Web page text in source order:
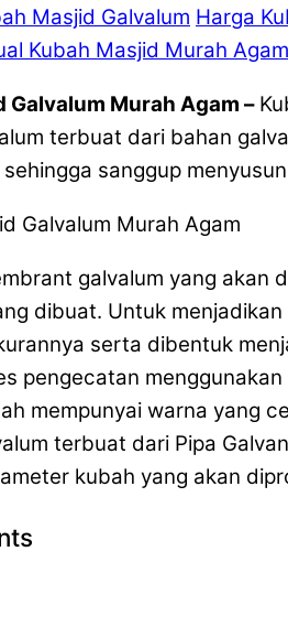
Masjid Galvalum Harga
Kubah Masjid Murah Agam
Galvalum Murah Agam –
terbuat dari bahan
sanggup
galvalum yang akan
dibuat. Untuk
serta dibentuk
pengecatan
mempunyai warna yang
terbuat dari Pipa
kubah yang akan